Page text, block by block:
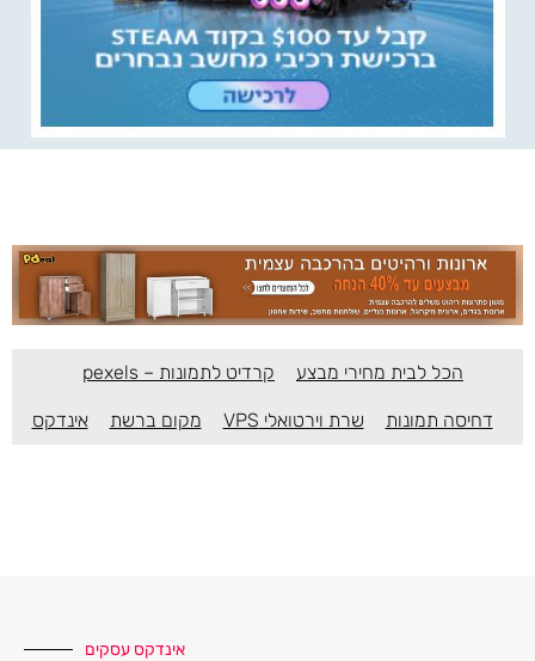
הכל לבית מחירי מבצע קרדיט לתמונות – pexels
דחיסה תמונות שרת וירטואלי VPS מקום ברשת אינדקס
אינדקס עסקים